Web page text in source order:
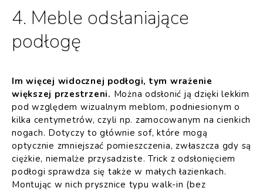
4. Meble odsłaniające
podłogę
Im więcej widocznej podłogi, tym wrażenie
większej przestrzeni. Można odsłonić ją dzięki lekkim
pod względem wizualnym meblom, podniesionym o
kilka centymetrów, czyli np. zamocowanym na cienkich
nogach. Dotyczy to głównie sof, które mogą
optycznie zmniejszać pomieszczenia, zwłaszcza gdy są
ciężkie, niemalże przysadziste. Trick z odsłonięciem
podłogi sprawdza się także w małych łazienkach.
Montując w nich prysznice typu walk-in (bez